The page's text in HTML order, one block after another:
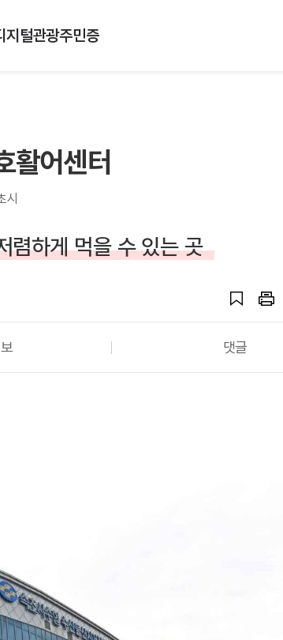
지털관광주민증
활어센터
시
렴하게 먹을 수 있는 곳
댓글